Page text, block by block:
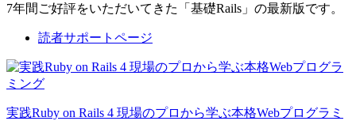
7年間ご好評をいただいてきた「基礎Rails」の最新版です。
読者サポートページ
実践Ruby on Rails 4 現場のプロから学ぶ本格Webプログラミ